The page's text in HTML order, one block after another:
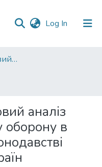
Log In (current)
04. Економіко-правовий факультет
аналіз
оборону в